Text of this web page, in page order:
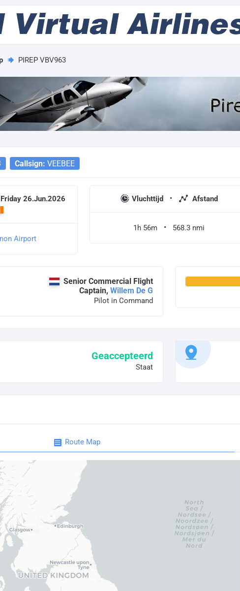
PIREP VBV963
Callsign: VEEBEE
26.Jun.2026
Airport
Vluchttijd Afstand
1h 56m 568.3 nmi
Senior Commercial Flight
Captain, Willem De G
Pilot in Command
Geaccepteerd
Staat
Route Map